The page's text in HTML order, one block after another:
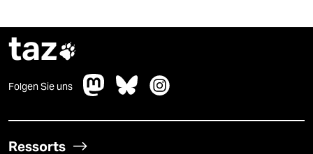
taz
Folgen Sie uns
Ressorts